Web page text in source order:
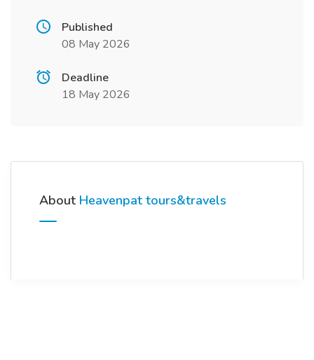
Published
08 May 2026
Deadline
18 May 2026
About Heavenpat tours&travels